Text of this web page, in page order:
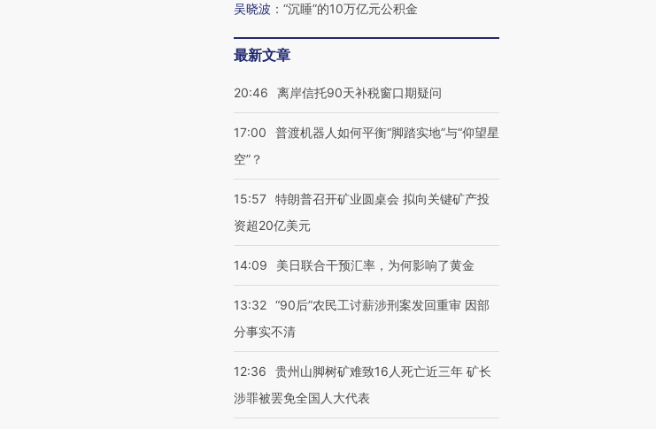
吴晓波 ： “沉睡”的10万亿元公积金
最新文章
20:46 离岸信托90天补税窗口期疑问
17:00
普渡机器人如何平衡“脚踏实地”与“仰望星
空”？
15:57 特朗普召开矿业圆桌会 拟向关键矿产投
资超20亿美元
14:09 美日联合干预汇率，为何影响了黄金
13:32 “90后”农民工讨薪涉刑案发回重审 因部
分事实不清
12:36
贵州山脚树矿难致16人死亡近三年 矿长
涉罪被罢免全国人大代表